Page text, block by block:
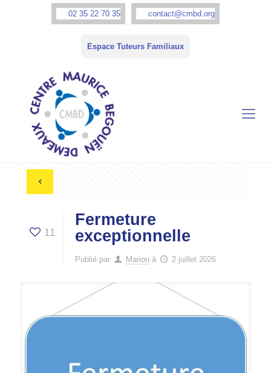
02 35 22 70 35 contact@cmbd.org
Espace Tuteurs Familiaux
11
Fermeture
exceptionnelle
Publié par Marion à 2 juillet 2026